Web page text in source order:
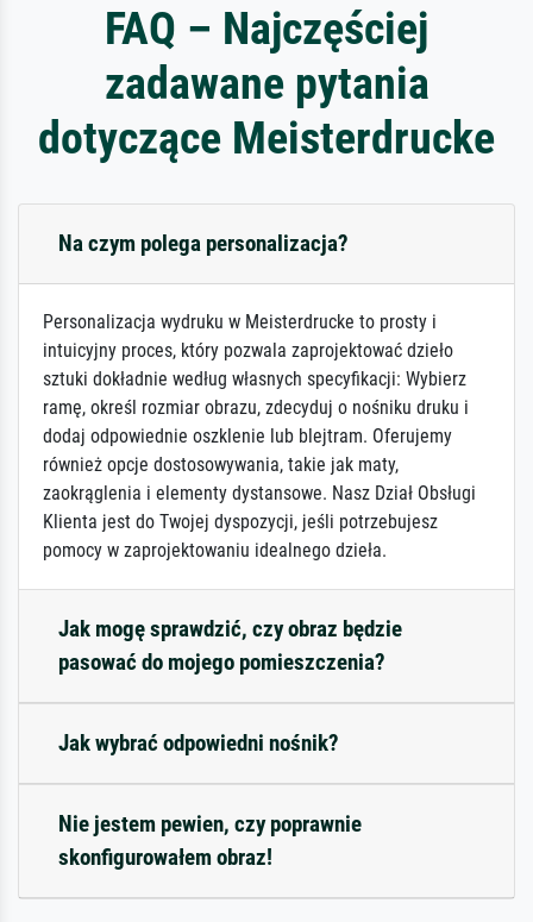
FAQ – Najczęściej
zadawane pytania
dotyczące Meisterdrucke
Na czym polega personalizacja?
Personalizacja wydruku w Meisterdrucke to prosty i
intuicyjny proces, który pozwala zaprojektować dzieło
sztuki dokładnie według własnych specyfikacji: Wybierz
ramę, określ rozmiar obrazu, zdecyduj o nośniku druku i
dodaj odpowiednie oszklenie lub blejtram. Oferujemy
również opcje dostosowywania, takie jak maty,
zaokrąglenia i elementy dystansowe. Nasz Dział Obsługi
Klienta jest do Twojej dyspozycji, jeśli potrzebujesz
pomocy w zaprojektowaniu idealnego dzieła.
Jak mogę sprawdzić, czy obraz będzie
pasować do mojego pomieszczenia?
Jak wybrać odpowiedni nośnik?
Nie jestem pewien, czy poprawnie
skonfigurowałem obraz!